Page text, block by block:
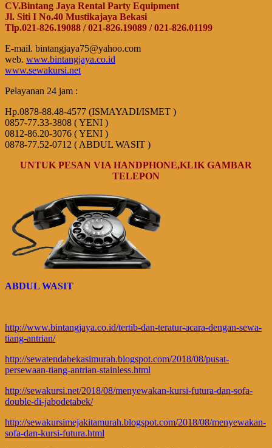
CV.Bintang Jaya Rental Party Equipment
Jl. Siti I No.40 Mustikajaya Bekasi
Tlp.021-826.19088 / 021-826.19089 / 021-826.01199
E-mail. bintangjaya75@yahoo.com
web. www.bintangjaya.co.id
www.sewakursi.net
Pelayanan 24 jam :
Hp.0878-88.48-4577 (ISMAYADI/ISMET )
0857-77.33-3808 ( YENI )
0812-86.20-3076 ( YENI )
0878-77.52-0712 ( ABDUL WASIT )
UNTUK PESAN VIA HANDPHONE,KLIK GAMBAR
TELEPON
ABDUL WASIT
http://www.bintangjaya.co.id/tertib-dan-teratur-acara-dengan-sewa-
tiang-antrian/
http://sewatendabekasimurah.blogspot.com/2018/08/pusat-
persewaan-tiang-antrian-stainless.html
http://sewakursi.net/2018/08/menyewakan-kursi-futura-dan-sofa-
double-di-jabodetabek/
http://sewakursimejakitamurah.blogspot.com/2018/08/menyewakan-
sofa-dan-kursi-futura.html